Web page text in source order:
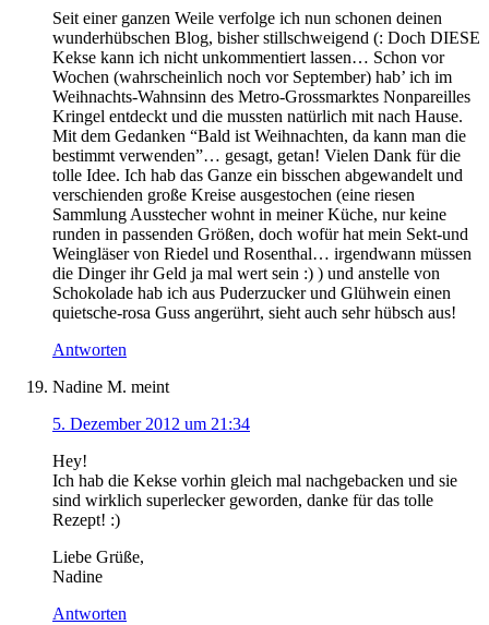
Seit einer ganzen Weile verfolge ich nun schonen deinen
wunderhübschen Blog, bisher stillschweigend (: Doch DIESE
Kekse kann ich nicht unkommentiert lassen… Schon vor
Wochen (wahrscheinlich noch vor September) hab’ ich im
Weihnachts-Wahnsinn des Metro-Grossmarktes Nonpareilles
Kringel entdeckt und die mussten natürlich mit nach Hause.
Mit dem Gedanken “Bald ist Weihnachten, da kann man die
bestimmt verwenden”… gesagt, getan! Vielen Dank für die
tolle Idee. Ich hab das Ganze ein bisschen abgewandelt und
verschienden große Kreise ausgestochen (eine riesen
Sammlung Ausstecher wohnt in meiner Küche, nur keine
runden in passenden Größen, doch wofür hat mein Sekt-und
Weingläser von Riedel und Rosenthal… irgendwann müssen
die Dinger ihr Geld ja mal wert sein :) ) und anstelle von
Schokolade hab ich aus Puderzucker und Glühwein einen
quietsche-rosa Guss angerührt, sieht auch sehr hübsch aus!
Antworten
Nadine M. meint
5. Dezember 2012 um 21:34
Hey!
Ich hab die Kekse vorhin gleich mal nachgebacken und sie
sind wirklich superlecker geworden, danke für das tolle
Rezept! :)
Liebe Grüße,
Nadine
Antworten